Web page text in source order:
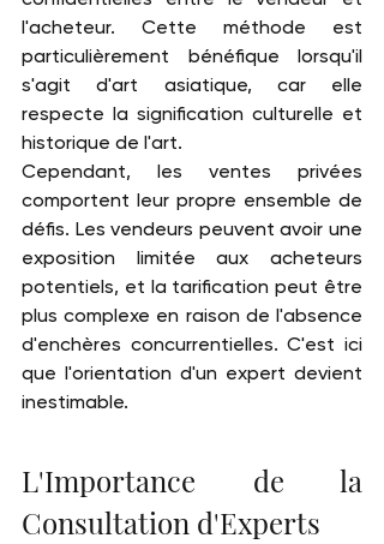
l'acheteur. Cette méthode est
particulièrement bénéfique lorsqu'il
s'agit d'art asiatique, car elle
respecte la signification culturelle et
historique de l'art.
Cependant, les ventes privées
comportent leur propre ensemble de
défis. Les vendeurs peuvent avoir une
exposition limitée aux acheteurs
potentiels, et la tarification peut être
plus complexe en raison de l'absence
d'enchères concurrentielles. C'est ici
que l'orientation d'un expert devient
inestimable.
L'Importance de la
Consultation d'Experts